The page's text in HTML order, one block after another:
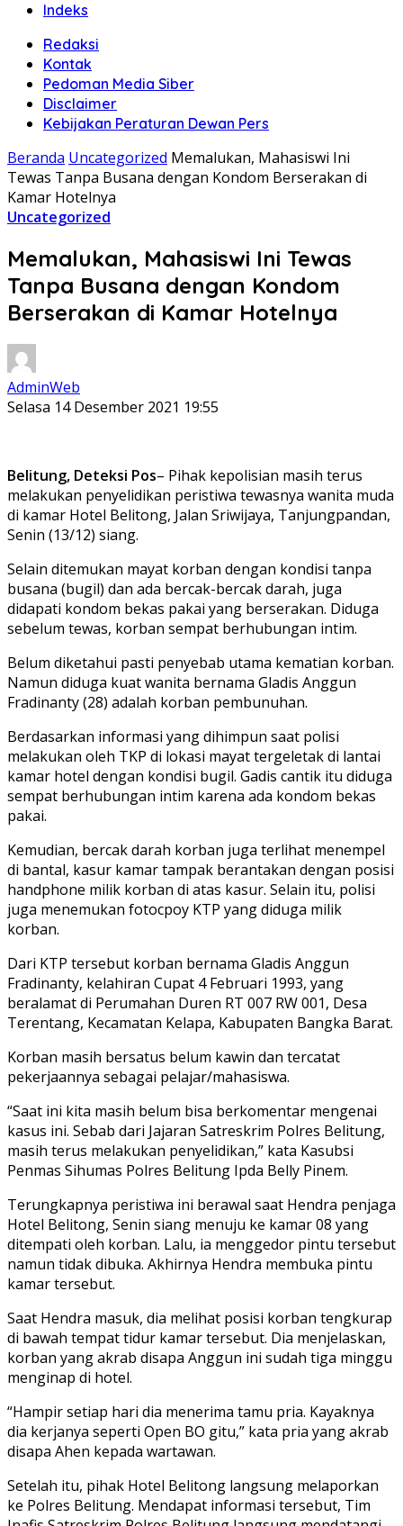
Indeks
Redaksi
Kontak
Pedoman Media Siber
Disclaimer
Kebijakan Peraturan Dewan Pers
Beranda Uncategorized Memalukan, Mahasiswi Ini
Tewas Tanpa Busana dengan Kondom Berserakan di
Kamar Hotelnya
Uncategorized
Memalukan, Mahasiswi Ini Tewas
Tanpa Busana dengan Kondom
Berserakan di Kamar Hotelnya
AdminWeb
Selasa 14 Desember 2021 19:55
Belitung, Deteksi Pos– Pihak kepolisian masih terus
melakukan penyelidikan peristiwa tewasnya wanita muda
di kamar Hotel Belitong, Jalan Sriwijaya, Tanjungpandan,
Senin (13/12) siang.
Selain ditemukan mayat korban dengan kondisi tanpa
busana (bugil) dan ada bercak-bercak darah, juga
didapati kondom bekas pakai yang berserakan. Diduga
sebelum tewas, korban sempat berhubungan intim.
Belum diketahui pasti penyebab utama kematian korban.
Namun diduga kuat wanita bernama Gladis Anggun
Fradinanty (28) adalah korban pembunuhan.
Berdasarkan informasi yang dihimpun saat polisi
melakukan oleh TKP di lokasi mayat tergeletak di lantai
kamar hotel dengan kondisi bugil. Gadis cantik itu diduga
sempat berhubungan intim karena ada kondom bekas
pakai.
Kemudian, bercak darah korban juga terlihat menempel
di bantal, kasur kamar tampak berantakan dengan posisi
handphone milik korban di atas kasur. Selain itu, polisi
juga menemukan fotocpoy KTP yang diduga milik
korban.
Dari KTP tersebut korban bernama Gladis Anggun
Fradinanty, kelahiran Cupat 4 Februari 1993, yang
beralamat di Perumahan Duren RT 007 RW 001, Desa
Terentang, Kecamatan Kelapa, Kabupaten Bangka Barat.
Korban masih bersatus belum kawin dan tercatat
pekerjaannya sebagai pelajar/mahasiswa.
“Saat ini kita masih belum bisa berkomentar mengenai
kasus ini. Sebab dari Jajaran Satreskrim Polres Belitung,
masih terus melakukan penyelidikan,” kata Kasubsi
Penmas Sihumas Polres Belitung Ipda Belly Pinem.
Terungkapnya peristiwa ini berawal saat Hendra penjaga
Hotel Belitong, Senin siang menuju ke kamar 08 yang
ditempati oleh korban. Lalu, ia menggedor pintu tersebut
namun tidak dibuka. Akhirnya Hendra membuka pintu
kamar tersebut.
Saat Hendra masuk, dia melihat posisi korban tengkurap
di bawah tempat tidur kamar tersebut. Dia menjelaskan,
korban yang akrab disapa Anggun ini sudah tiga minggu
menginap di hotel.
“Hampir setiap hari dia menerima tamu pria. Kayaknya
dia kerjanya seperti Open BO gitu,” kata pria yang akrab
disapa Ahen kepada wartawan.
Setelah itu, pihak Hotel Belitong langsung melaporkan
ke Polres Belitung. Mendapat informasi tersebut, Tim